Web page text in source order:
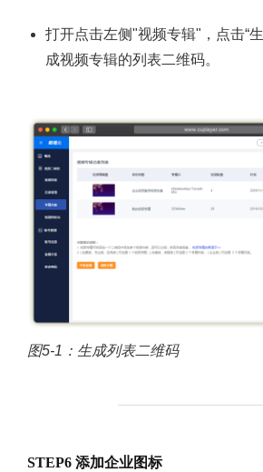
打开点击左侧"视频专辑"，点击“
成视频专辑的列表二维码。
图5-1：生成列表二维码
STEP6 添加企业图标